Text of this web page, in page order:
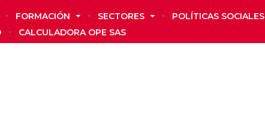
FORMACIÓN SECTORES POLÍTICAS SOCIALES
CALCULADORA OPE SAS